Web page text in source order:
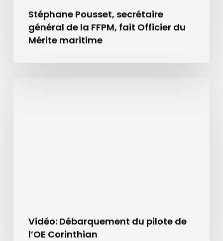
Stéphane Pousset, secrétaire
général de la FFPM, fait Officier du
Mérite maritime
Vidéo: Débarquement du pilote de
l’OE Corinthian